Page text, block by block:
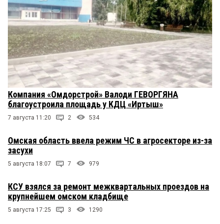
Компания «Омдорстрой» Валоди ГЕВОРГЯНА
благоустроила площадь у КДЦ «Иртыш»
7 августа 11:20 2 534
Омская область ввела режим ЧС в агросекторе из-за
засухи
5 августа 18:07 7 979
КСУ взялся за ремонт межквартальных проездов на
крупнейшем омском кладбище
5 августа 17:25 3 1290